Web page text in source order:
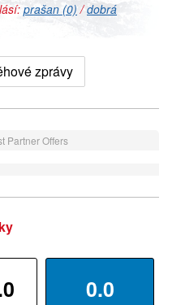
prašan (0) /dobrá
zprávy
Partner Offers
0.0